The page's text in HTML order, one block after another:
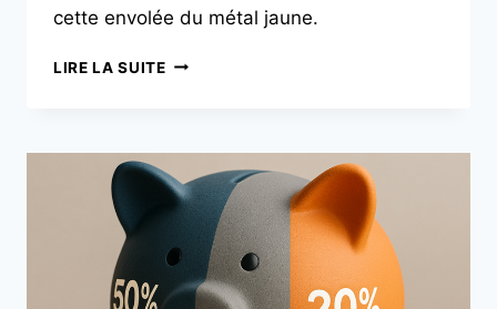
cette envolée du métal jaune.
LIRE LA SUITE